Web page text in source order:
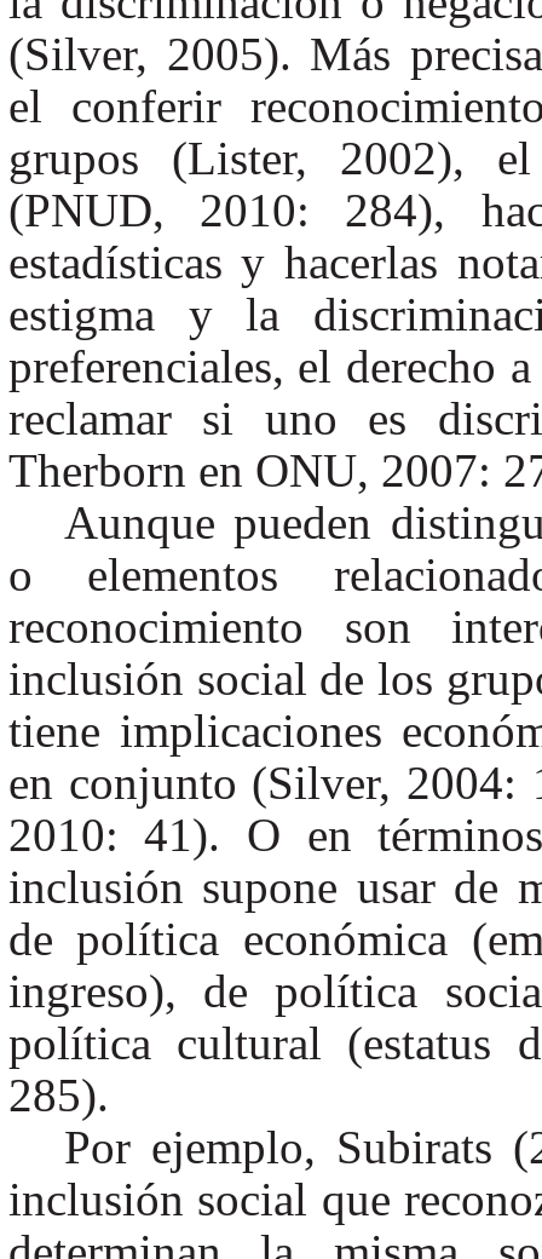
(Silver, 2005). Más
el conferir
grupos (Lister, 2002),
(PNUD, 2010: 284),
estadísticas y hacerlas
estigma y la
preferenciales, el derecho
reclamar si uno es
Therborn en ONU, 2007:
Aunque pueden
o elementos
reconocimiento son
inclusión social de los
tiene implicaciones
en conjunto (Silver, 2004:
2010: 41). O en
inclusión supone usar de
de política económica
ingreso), de política
política cultural (estatus
285).
Por ejemplo, Subirats
inclusión social que